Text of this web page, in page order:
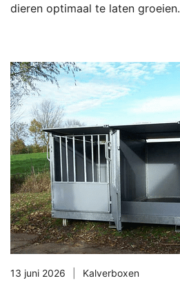
dieren optimaal te laten groeien.
13 juni 2026 Kalverboxen